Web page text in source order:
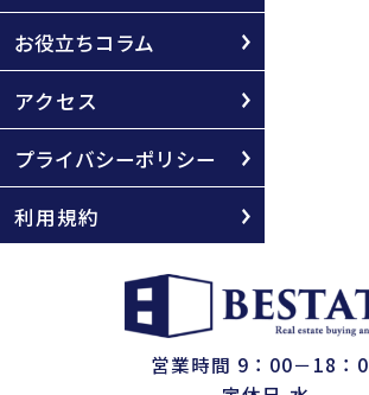
お役立ちコラム
アクセス
プライバシーポリシー
利用規約
営業時間 9：00－18：